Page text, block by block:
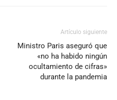
Artículo siguiente
Ministro Paris aseguró que
«no ha habido ningún
ocultamiento de cifras»
durante la pandemia